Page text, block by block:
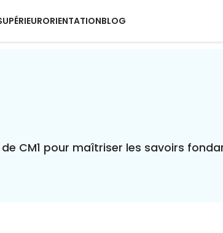
ORIENTATIONBLOG
CM1 pour maîtriser les savoirs